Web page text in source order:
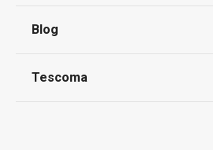
Livro de Reclamações
Perguntas Frequentes
Blog
Tescoma